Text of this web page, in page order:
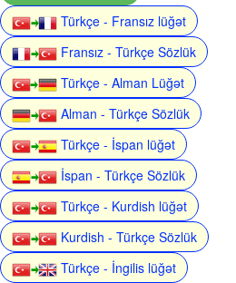
Türkçe - Fransız lüğət
Fransız - Türkçe Sözlük
Türkçe - Alman Lüğət
Alman - Türkçe Sözlük
Türkçe - İspan lüğət
İspan - Türkçe Sözlük
Türkçe - Kurdish lüğət
Kurdish - Türkçe Sözlük
Türkçe - İngilis lüğət